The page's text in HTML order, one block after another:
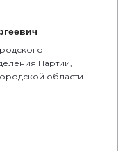
Партии,
области